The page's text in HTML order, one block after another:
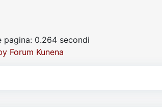
pagina: 0.264 secondi
Forum Kunena